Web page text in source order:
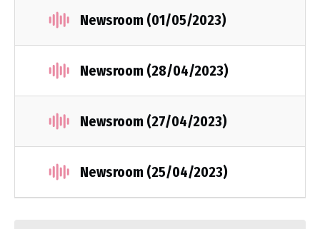
Newsroom (01/05/2023)
Newsroom (28/04/2023)
Newsroom (27/04/2023)
Newsroom (25/04/2023)